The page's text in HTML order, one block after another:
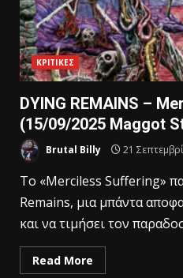
ΚΡΙΤΙΚΕΣ
DYING REMAINS –
(15/09/2025 Maggot
Brutal Billy 21
Το «Merciless Suffering»
Remains, μια μπάντα
και να τιμήσει τον
Read More